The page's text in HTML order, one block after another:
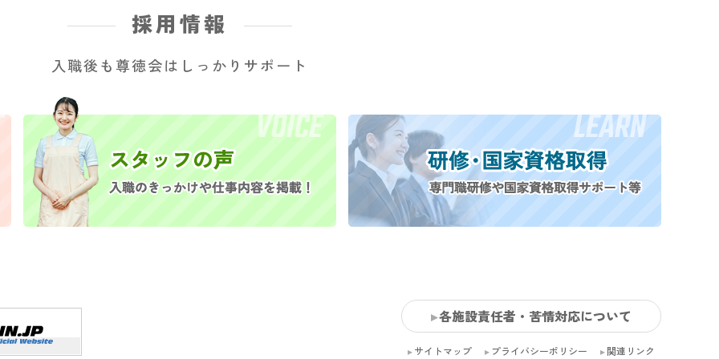
採用情報
入職後も尊徳会はしっかりサポート
各施設責任者・苦情対応について
サイトマップ プライバシーポリシー 関連リンク